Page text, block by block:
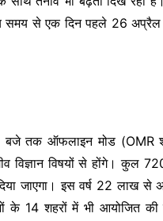
समय से एक दिन पहले 26 अप्रैल
तक ऑफलाइन मोड (OMR
विज्ञान विषयों से होंगे। कुल
जाएगा। इस वर्ष 22 लाख से
के 14 शहरों में भी आयोजित की